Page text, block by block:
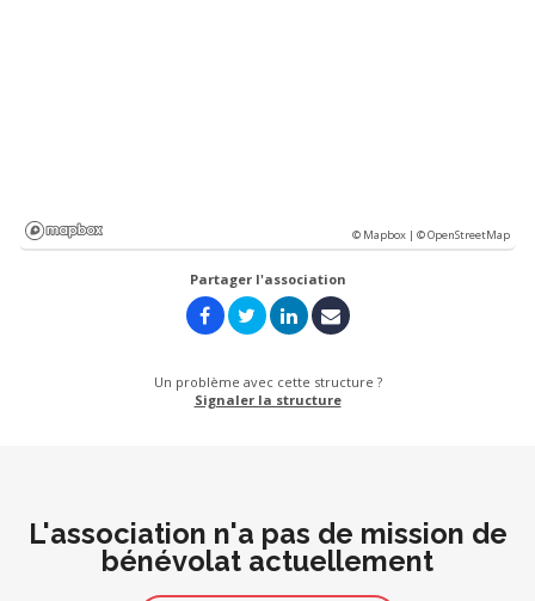
© Mapbox |© OpenStreetMap
Partager l'association
Un problème avec cette structure ?
Signaler la structure
L'association n'a pas de mission de
bénévolat actuellement